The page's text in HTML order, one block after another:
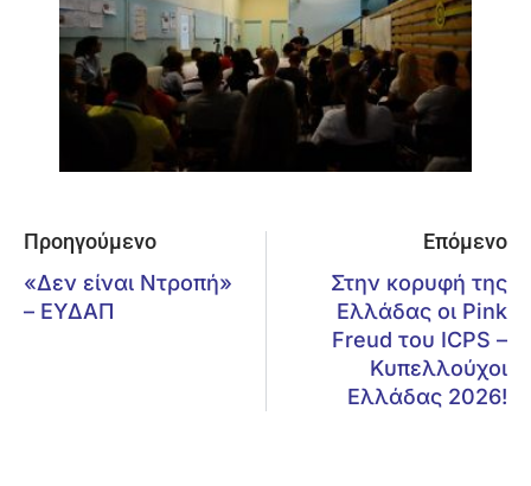
Προηγούμενο
«Δεν είναι Ντροπή»
– ΕΥΔΑΠ
Επόμενο
Στην κορυφή της
Ελλάδας οι Pink
Freud του ICPS –
Κυπελλούχοι
Ελλάδας 2026!